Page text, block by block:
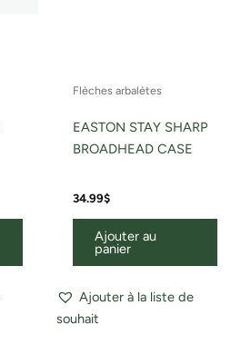
Flèches arbalètes
EASTON STAY SHARP
BROADHEAD CASE
34.99$
Ajouter au
panier
Ajouter à la liste de
souhait